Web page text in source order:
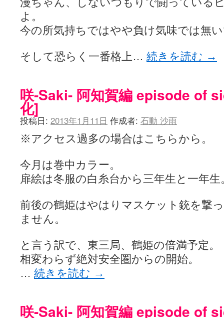
よ。
今の所気持ちではやや負け気味では無
そして恐らく一番格上… 続きを読む →
咲-Saki- 阿知賀編 episode of
化]
投稿日: 2013年1月11日 作成者: 石動 沙雨
※アクセス過多の場合はこちらから。
今月は巻中カラー。
扉絵は冬服の白糸台から三年生と一年生
前後の鶴姫はやはりマスケット銃を撃
ません。
と言う訳で、東三局、鶴姫の倍満予定。
相変わらず絶対安全圏からの開始。
… 続きを読む →
咲-Saki- 阿知賀編 episode of